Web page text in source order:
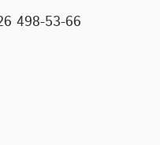
498-53-66